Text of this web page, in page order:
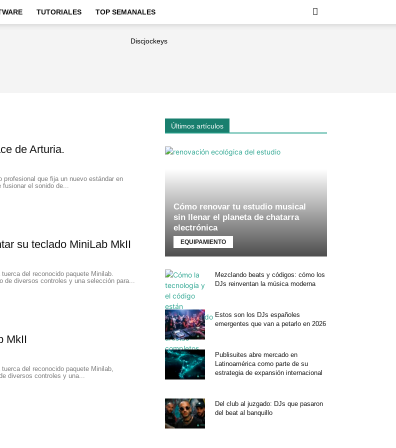
TUTORIALES TOP SEMANALES
de Arturia.
que fija un nuevo estándar en
fusionar el sonido de...
su teclado MiniLab MkII
del reconocido paquete Minilab.
de diversos controles y una selección para...
MkII
del reconocido paquete Minilab,
diversos controles y una...
Últimos artículos
Cómo renovar tu estudio musical
sin llenar el planeta de chatarra
electrónica
EQUIPAMIENTO
Mezclando beats y códigos: cómo los
DJs reinventan la música moderna
Estos son los DJs españoles
emergentes que van a petarlo en 2026
Publisuites abre mercado en
Latinoamérica como parte de su
estrategia de expansión internacional
Del club al juzgado: DJs que pasaron
del beat al banquillo